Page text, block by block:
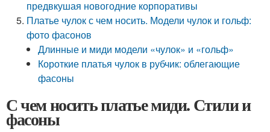
предвкушая новогодние корпоративы
Платье чулок с чем носить. Модели чулок и гольф:
фото фасонов
Длинные и миди модели «чулок» и «гольф»
Короткие платья чулок в рубчик: облегающие
фасоны
С чем носить платье миди. Стили и
фасоны